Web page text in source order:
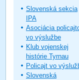
Slovenská sekcia
IPA
Asociácia
vo výslužbe
Klub vojenskej
histórie Tyrnau
Policajt vo
Slovenská